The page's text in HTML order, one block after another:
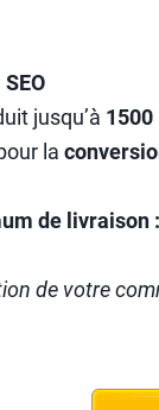
SEO
jusqu’à 1500
la
de livraison
de votre